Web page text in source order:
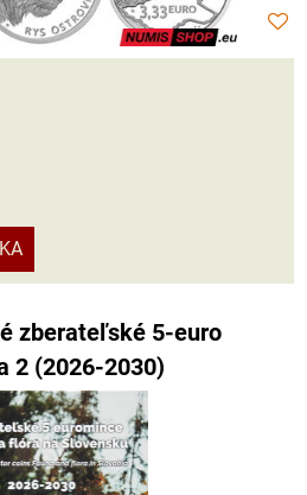
zberateľské 5-euro
2 (2026-2030)